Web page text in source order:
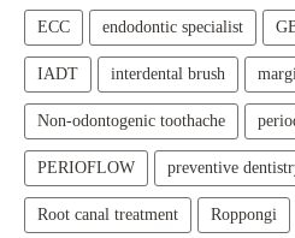
ECC endodontic specialist
IADT interdental brush
Non-odontogenic toothache
PERIOFLOW preventive
Root canal treatment Roppongi